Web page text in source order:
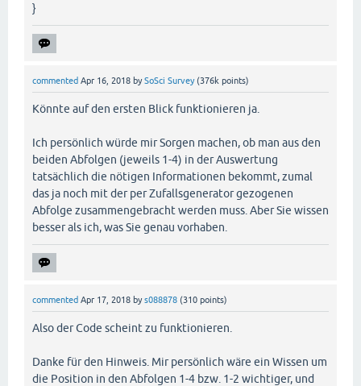
}
commented Apr 16, 2018 bySoSci Survey (376k points)
Könnte auf den ersten Blick funktionieren ja.
Ich persönlich würde mir Sorgen machen, ob man aus den
beiden Abfolgen (jeweils 1-4) in der Auswertung
tatsächlich die nötigen Informationen bekommt, zumal
das ja noch mit der per Zufallsgenerator gezogenen
Abfolge zusammengebracht werden muss. Aber Sie wissen
besser als ich, was Sie genau vorhaben.
commented Apr 17, 2018 bys088878 (310 points)
Also der Code scheint zu funktionieren.
Danke für den Hinweis. Mir persönlich wäre ein Wissen um
die Position in den Abfolgen 1-4 bzw. 1-2 wichtiger, und